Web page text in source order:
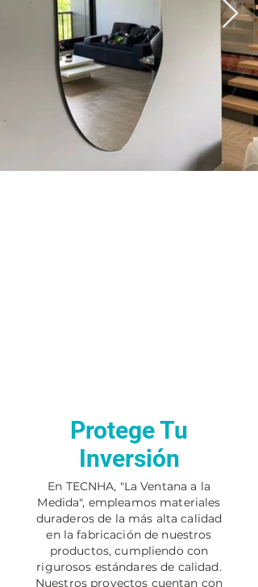
Protege Tu
Inversión
En TECNHA, "La Ventana a la
Medida", empleamos materiales
duraderos de la más alta calidad
en la fabricación de nuestros
productos, cumpliendo con
rigurosos estándares de calidad.
Nuestros proyectos cuentan con